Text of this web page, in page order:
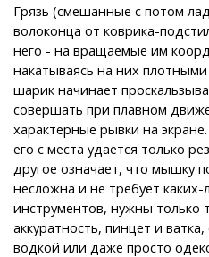
Грязь (смешанные с потом
волоконца от коврика-
него - на вращаемые им
накатываясь на них
шарик начинает
совершать при плавном
характерные рывки на
его с места удается только
другое означает, что мышку
несложна и не требует
инструментов, нужны только
аккуратность, пинцет и
водкой или даже просто